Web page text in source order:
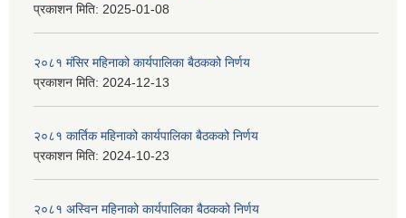
प्रकाशन मिति: 2025-01-08
२०८१ मंसिर महिनाको कार्यपालिका बैठकको निर्णय
प्रकाशन मिति: 2024-12-13
२०८१ कार्तिक महिनाको कार्यपालिका बैठकको निर्णय
प्रकाशन मिति: 2024-10-23
२०८१ अस्विन महिनाको कार्यपालिका बैठकको निर्णय